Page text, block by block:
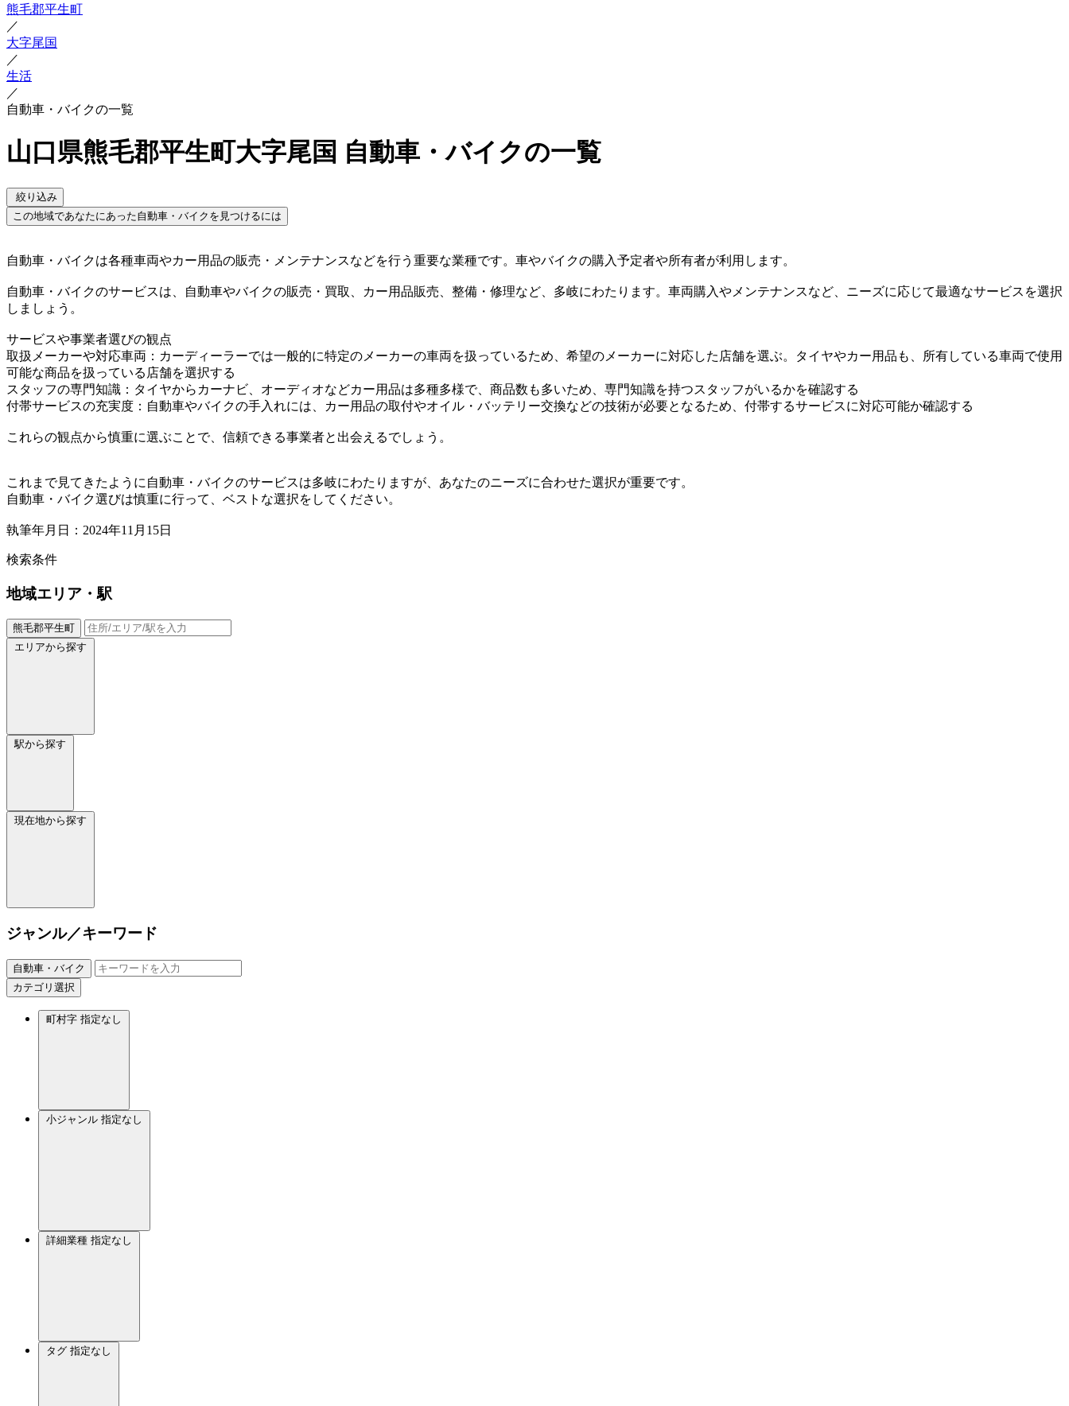
熊毛郡平生町
／
大字尾国
／
生活
／
自動車・バイクの一覧
山口県熊毛郡平生町大字尾国 自動車・バイクの一覧
絞り込み
この地域であなたにあった自動車・バイクを見つけるには
自動車・バイクは各種車両やカー用品の販売・メンテナンスなどを行う重要な業種です。車やバイクの購入予定者や所有者が利用します。
自動車・バイクのサービスは、自動車やバイクの販売・買取、カー用品販売、整備・修理など、多岐にわたります。車両購入やメンテナンスなど、ニーズに応じて最適なサービスを選択
しましょう。
サービスや事業者選びの観点
取扱メーカーや対応車両：カーディーラーでは一般的に特定のメーカーの車両を扱っているため、希望のメーカーに対応した店舗を選ぶ。タイヤやカー用品も、所有している車両で使用
可能な商品を扱っている店舗を選択する
スタッフの専門知識：タイヤからカーナビ、オーディオなどカー用品は多種多様で、商品数も多いため、専門知識を持つスタッフがいるかを確認する
付帯サービスの充実度：自動車やバイクの手入れには、カー用品の取付やオイル・バッテリー交換などの技術が必要となるため、付帯するサービスに対応可能か確認する
これらの観点から慎重に選ぶことで、信頼できる事業者と出会えるでしょう。
これまで見てきたように自動車・バイクのサービスは多岐にわたりますが、あなたのニーズに合わせた選択が重要です。
自動車・バイク選びは慎重に行って、ベストな選択をしてください。
執筆年月日：2024年11月15日
検索条件
地域エリア・駅
熊毛郡平生町
エリアから探す
駅から探す
現在地から探す
ジャンル／キーワード
自動車・バイク
カテゴリ選択
町村字 指定なし
小ジャンル 指定なし
詳細業種 指定なし
タグ 指定なし